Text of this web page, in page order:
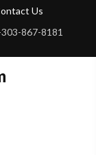
Us
867-8181